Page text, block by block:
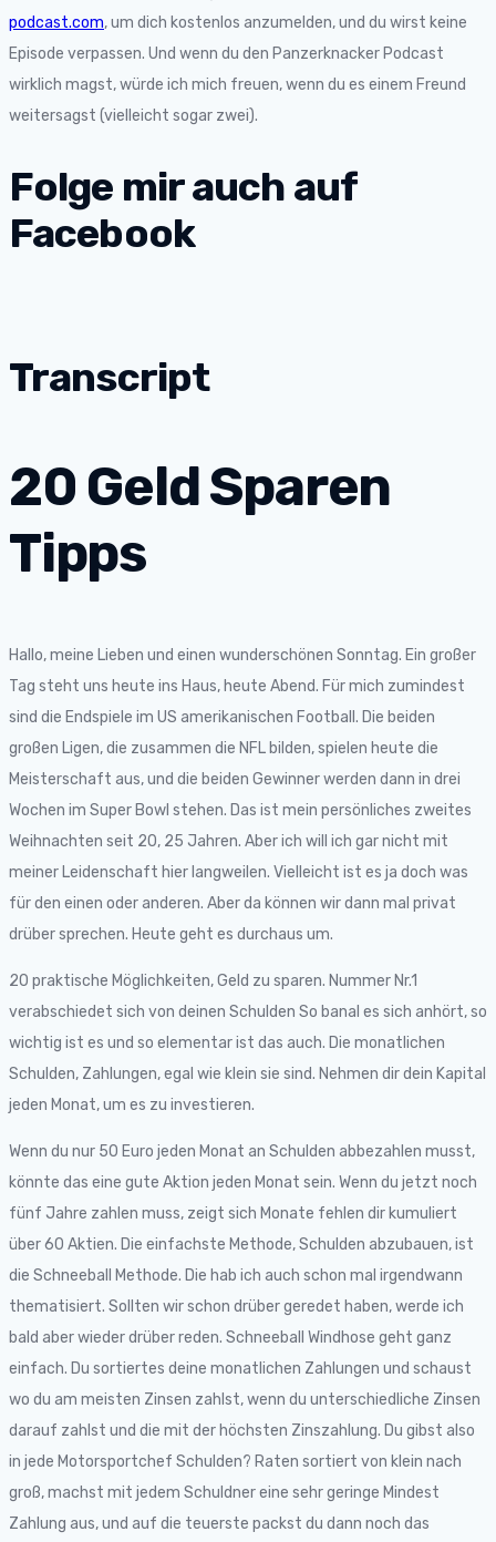
podcast.com, um dich kostenlos anzumelden, und du wirst keine
Episode verpassen. Und wenn du den Panzerknacker Podcast
wirklich magst, würde ich mich freuen, wenn du es einem Freund
weitersagst (vielleicht sogar zwei).
Folge mir auch auf
Facebook
Transcript
20 Geld Sparen
Tipps
Hallo, meine Lieben und einen wunderschönen Sonntag. Ein großer
Tag steht uns heute ins Haus, heute Abend. Für mich zumindest
sind die Endspiele im US amerikanischen Football. Die beiden
großen Ligen, die zusammen die NFL bilden, spielen heute die
Meisterschaft aus, und die beiden Gewinner werden dann in drei
Wochen im Super Bowl stehen. Das ist mein persönliches zweites
Weihnachten seit 20, 25 Jahren. Aber ich will ich gar nicht mit
meiner Leidenschaft hier langweilen. Vielleicht ist es ja doch was
für den einen oder anderen. Aber da können wir dann mal privat
drüber sprechen. Heute geht es durchaus um.
20 praktische Möglichkeiten, Geld zu sparen. Nummer Nr.1
verabschiedet sich von deinen Schulden So banal es sich anhört, so
wichtig ist es und so elementar ist das auch. Die monatlichen
Schulden, Zahlungen, egal wie klein sie sind. Nehmen dir dein Kapital
jeden Monat, um es zu investieren.
Wenn du nur 50 Euro jeden Monat an Schulden abbezahlen musst,
könnte das eine gute Aktion jeden Monat sein. Wenn du jetzt noch
fünf Jahre zahlen muss, zeigt sich Monate fehlen dir kumuliert
über 60 Aktien. Die einfachste Methode, Schulden abzubauen, ist
die Schneeball Methode. Die hab ich auch schon mal irgendwann
thematisiert. Sollten wir schon drüber geredet haben, werde ich
bald aber wieder drüber reden. Schneeball Windhose geht ganz
einfach. Du sortiertes deine monatlichen Zahlungen und schaust
wo du am meisten Zinsen zahlst, wenn du unterschiedliche Zinsen
darauf zahlst und die mit der höchsten Zinszahlung. Du gibst also
in jede Motorsportchef Schulden? Raten sortiert von klein nach
groß, machst mit jedem Schuldner eine sehr geringe Mindest
Zahlung aus, und auf die teuerste packst du dann noch das